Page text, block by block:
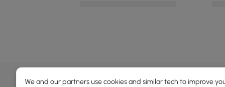
OFFERTE, ISPIRAZIONE E
We and our partners use cookies and similar tech to improve